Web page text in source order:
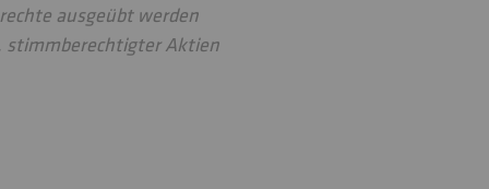
ausgeübt werden
stimmberechtigter Aktien